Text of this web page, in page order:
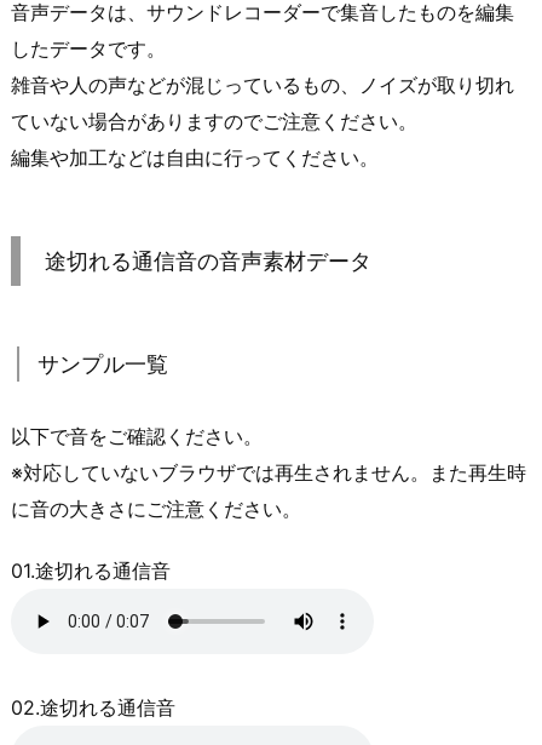
音声データは、サウンドレコーダーで集音したものを編集
したデータです。
雑音や人の声などが混じっているもの、ノイズが取り切れ
ていない場合がありますのでご注意ください。
編集や加工などは自由に行ってください。
途切れる通信音の音声素材データ
サンプル一覧
以下で音をご確認ください。
※対応していないブラウザでは再生されません。また再生時
に音の大きさにご注意ください。
01.途切れる通信音
02.途切れる通信音